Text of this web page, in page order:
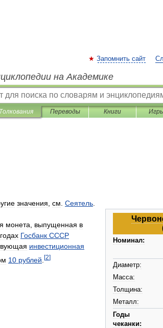
Запомнить сайт
на Академике
Толкования Переводы Книги
значения см Сеятель
Номинал:
Диаметр:
Масса:
Толщина:
Металл:
Годы
чеканки:
монета выпущенная в
годах Госбанк СССР
инвестиционная
10 рублей [2]